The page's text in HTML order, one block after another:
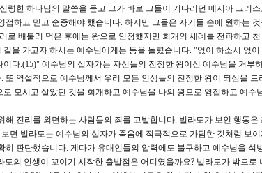
령한 하나님의 말씀을 듣고 그가 바로 그들이 기다리던 메시아 그리
접하고 믿고 순종해야 했습니다. 하지만 그들은 자기들 손에 원하는
로 배불리 먹은 후에는 왕으로 인정했지만 회개의 세례를 전파하고
을 가고자 하시는 예수님에게는 등을 돌렸습니다. "없이 하소서 없
다.(15)" 예수님의 십자가는 자신들의 진정한 왕이신 예수님을 거부
또 역설적으로 예수님께서 우리 모든 인생들의 진정한 왕이 되심을
모시고 살았던 것을 회개하고 예수님을 나의 왕으로 영접하고 예수
해 진리를 외면하는 사람들의 죄를 고발합니다. 빌라도가 보인 행동
면 빌라도는 예수님의 십자가 죽음에 적극적으로 가담한 것처럼 보
히 판단했습니다. 게다가 유대인들의 압력에도 불구하고 예수님을 석
의 인생이 꼬이기 시작한 출발점은 어디였을까요? 빌라도가 밖으로